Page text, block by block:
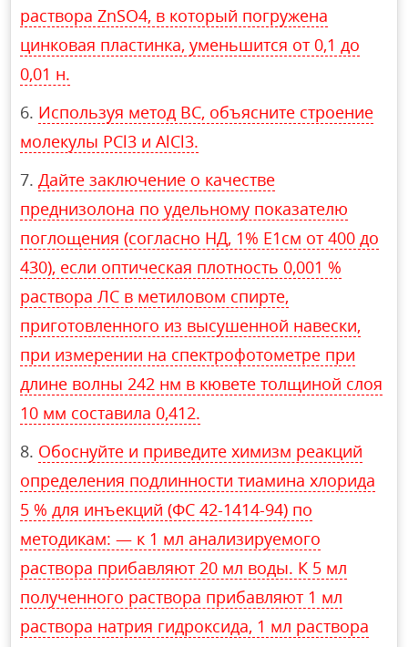
раствора ZnSO4, в который погружена
цинковая пластинка, уменьшится от 0,1 до
0,01 н.
Используя метод ВС, объясните строение
молекулы PCl3 и AlCl3.
Дайте заключение о качестве
преднизолона по удельному показателю
поглощения (согласно НД, 1% E1см от 400 до
430), если оптическая плотность 0,001 %
раствора ЛС в метиловом спирте,
приготовленного из высушенной навески,
при измерении на спектрофотометре при
длине волны 242 нм в кювете толщиной слоя
10 мм составила 0,412.
Обоснуйте и приведите химизм реакций
определения подлинности тиамина хлорида
5 % для инъекций (ФС 42-1414-94) по
методикам: — к 1 мл анализируемого
раствора прибавляют 20 мл воды. К 5 мл
полученного раствора прибавляют 1 мл
раствора натрия гидроксида, 1 мл раствора